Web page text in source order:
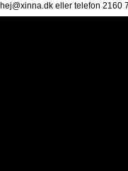
hej@xinna.dk eller telefon 2160